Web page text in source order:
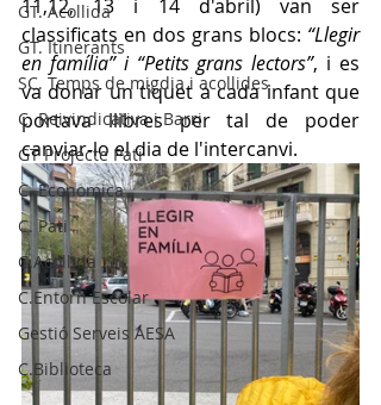
GT. Acollida
GT. Itinerants
SC. Temps de migdia i acollides
C. Reivindicativa i Barri
GT Projecte Pati
C. Economica
C. Pati
C.Acollida
C.Entorn Escolar
Gestió Serveis AESA
C.Biblioteca
11,12, 13 i 14 d'abril) van ser
classificats en dos grans blocs: “Llegir
en família” i “Petits grans lectors”, i es
va donar un tiquet a cada infant que
portava llibres per tal de poder
canviar-lo el dia de l'intercanvi.